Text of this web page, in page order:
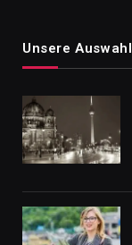
Unsere Auswahl